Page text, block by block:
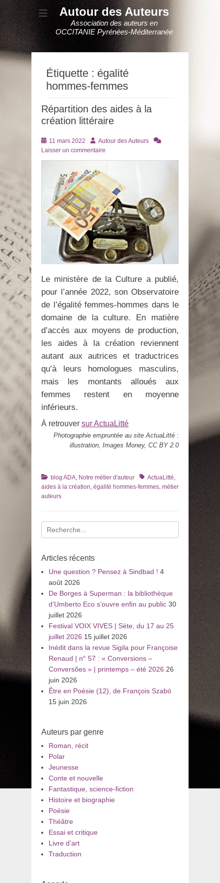
Autour des Auteurs
Association des auteurs en
OCCITANIE Pyrénées-Méditerranée
Étiquette : égalité
hommes-femmes
Répartition des aides à la
création littéraire
Posté
le
11 mars 2022 AuteurAutour des Auteurs
Laisser un commentaire
Le ministère de la Culture a publié,
pour l’année 2022, son Observatoire
de l’égalité femmes-hommes dans le
domaine de la culture. En matière
d’accès aux moyens de production,
les aides à la création reviennent
autant aux autrices et traductrices
qu’à leurs homologues masculins,
mais les montants alloués aux
femmes restent en moyenne
inférieurs.
À retrouver sur ActuaLitté
Photographie empruntée au site ActuaLitté :
illustration, Images Money, CC BY 2.0
Catégories
blog ADA Notre métier d'auteur TagsActuaLitté
aides à la création égalité hommes-femmes métier
auteurs
Recherche
pour
Articles récents
Une question ? Pensez à Sindbad ! 4
août 2026
De Borges à Superman : la bibliothèque
d’Umberto Eco s’ouvre enfin au public 30
juillet 2026
Festival VOIX VIVES | Sète, du 17 au 25
juillet 2026 15 juillet 2026
Inédit dans la revue Sigila pour Françoise
Renaud | n° 57 : « Conversions –
Conversões » | printemps – été 2026 26
juin 2026
Être en Poésie (12), de François Szabó
15 juin 2026
Auteurs par genre
Roman, récit
Polar
Jeunesse
Conte et nouvelle
Fantastique, science-fiction
Histoire et biographie
Poésie
Théâtre
Essai et critique
Livre d’art
Traduction